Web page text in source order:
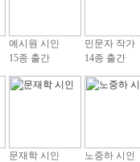
예시원 시인
15종 출간
민문자 작가
14종 출간
문재학 시인
노중하 시인